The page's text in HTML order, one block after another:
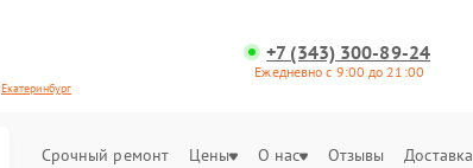
Екатеринбург
+7 (343) 300-89-24
Ежедневно с 9:00 до 21:00
Срочный ремонт Цены О нас Отзывы Доставка